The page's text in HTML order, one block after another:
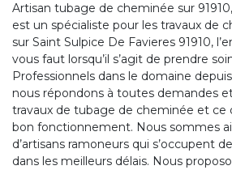
Artisan tubage de cheminée sur
est un spécialiste pour les travaux de
sur Saint Sulpice De Favieres 91910,
vous faut lorsqu’il s’agit de prendre
Professionnels dans le domaine
nous répondons à toutes demandes
travaux de tubage de cheminée et ce
bon fonctionnement. Nous sommes
d’artisans ramoneurs qui s’occupent
dans les meilleurs délais. Nous